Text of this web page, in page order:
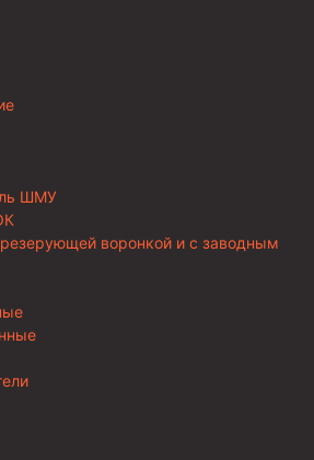
ШМУ
воронкой и с заводным